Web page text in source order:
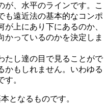
が、水平のラインです。こ
も遠近法の基本的なコンポ
上にあり下にあるのか、
かっているのかを決定しま
たし達の目で見ることがで
かもしれません。いわゆる
。
となるものです。